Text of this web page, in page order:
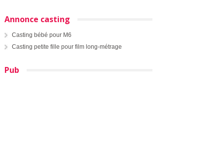
Annonce casting
Casting bébé pour M6
Casting petite fille pour film long-métrage
Pub